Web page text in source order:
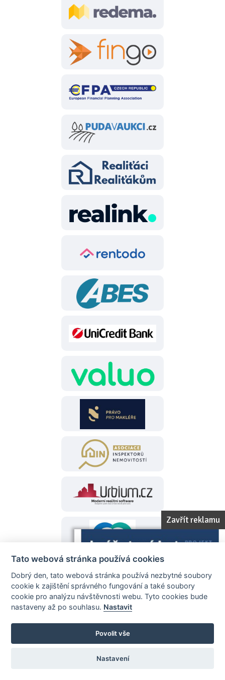
Zavřít reklamu
Záštita projektu
Tato webová stránka používá cookies
Dobrý den, tato webová stránka používá nezbytné soubory
cookie k zajištění správného fungování a také soubory
cookie pro analýzu návštěvnosti webu. Tyto cookies bude
nastaveny až po souhlasu. Nastavit
Povolit vše
Nastavení